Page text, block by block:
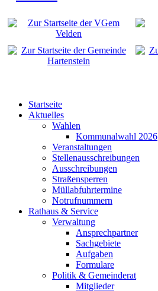
Startseite
Aktuelles
Wahlen
Kommunalwahl 2026
Veranstaltungen
Stellenausschreibungen
Ausschreibungen
Straßensperren
Müllabfuhrtermine
Notrufnummern
Rathaus & Service
Verwaltung
Ansprechpartner
Sachgebiete
Aufgaben
Formulare
Politik & Gemeinderat
Mitglieder